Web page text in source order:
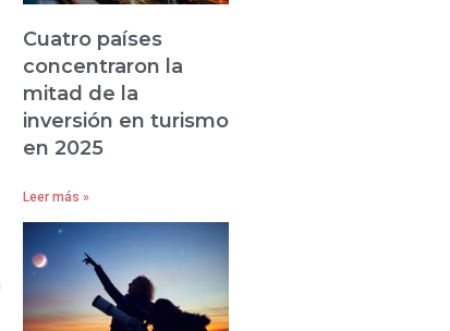
Cuatro países
concentraron la
mitad de la
inversión en turismo
en 2025
Leer más »